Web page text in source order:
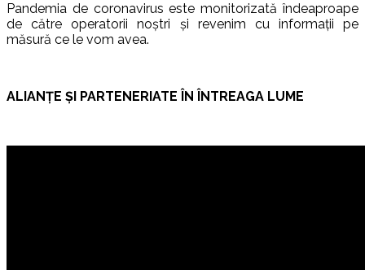
Pandemia de coronavirus este monitorizată îndeaproape
de către operatorii noștri și revenim cu informații pe
măsură ce le vom avea.
ALIANȚE ȘI PARTENERIATE ÎN ÎNTREAGA LUME